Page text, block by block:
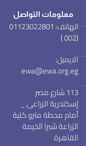
معلومات التواصل
الهاتف: 01123022801
(002 )
الايميل:
ewa@ewa.org.eg
113 شارع مصر
إسكندرية الزراعى _
أمام محطة مترو كلية
الزراعة شبرا الخيمة
القاهرة